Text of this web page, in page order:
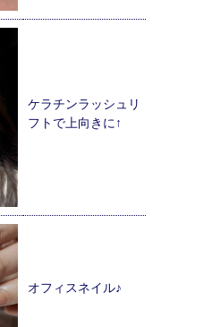
ケラチンラッシュリ
フトで上向きに↑
オフィスネイル♪